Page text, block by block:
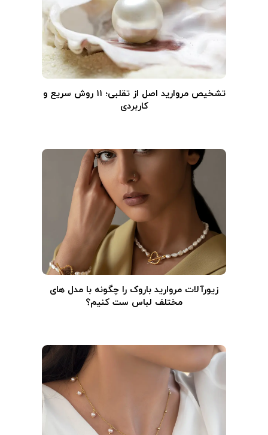
تشخیص مروارید اصل از تقلبی؛ ۱۱ روش سریع و
کاربردی
زیورآلات مروارید باروک را چگونه با مدل های
مختلف لباس ست کنیم؟